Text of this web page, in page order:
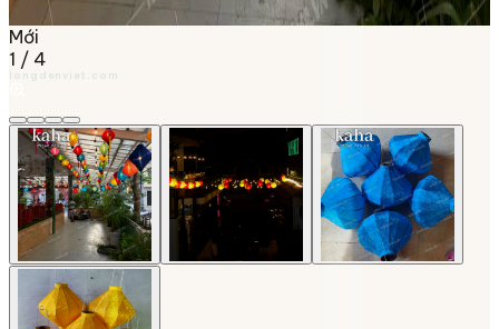
Mới
1 / 4
longdenviet.com